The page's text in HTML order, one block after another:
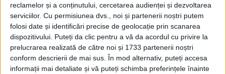
reclamelor și a conținutului, cercetarea audienței și dezvoltarea
serviciilor. Cu permisiunea dvs., noi și partenerii noștri putem
folosi date și identificări precise de geolocație prin scanarea
dispozitivului. Puteți da clic pentru a vă da acordul cu privire la
prelucrarea realizată de către noi și 1733 partenerii noștri
conform descrierii de mai sus. În mod alternativ, puteți accesa
informații mai detaliate și vă puteți schimba preferințele înainte